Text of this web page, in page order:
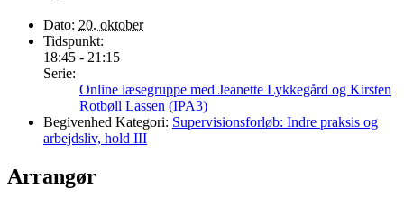
Dato: 20. oktober
Tidspunkt:
18:45 - 21:15
Serie:
Online læsegruppe med Jeanette Lykkegård og Kirsten
Rotbøll Lassen (IPA3)
Begivenhed Kategori: Supervisionsforløb: Indre praksis og
arbejdsliv, hold III
Arrangør